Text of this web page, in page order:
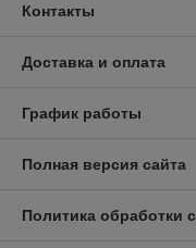
Контакты
Доставка и оплата
График работы
Полная версия сайта
Политика обработки